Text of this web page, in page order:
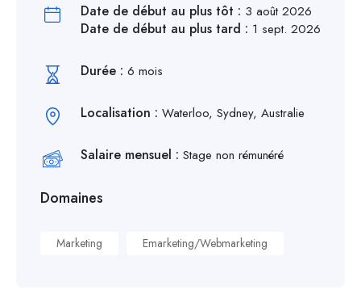
Date de début au plus tôt : 3 août 2026
Date de début au plus tard : 1 sept. 2026
Durée : 6 mois
Localisation : Waterloo, Sydney, Australie
Salaire mensuel : Stage non rémunéré
Domaines
Marketing Emarketing/Webmarketing